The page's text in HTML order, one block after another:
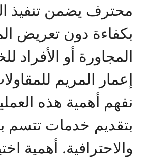
محترف يضمن تنفيذ
بكفاءة دون تعريض
المجاورة أو الأفراد
إعمار المريم
نفهم أهمية هذه
بتقديم خدمات تتسم
والاحترافية. أهمية